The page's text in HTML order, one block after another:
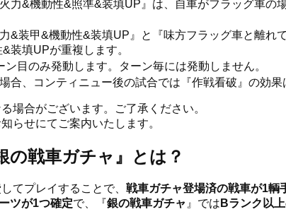
力&機動性&照準&装填UP』は、自車がフラッグ車の
&装甲&機動性&装填UP』と『味方フラッグ車と離れ
装填UPが重複します。
目のみ発動します。ターン毎には発動しません。
合、コンティニュー後の試合では『作戦看破』の効果
場合がございます。ご了承ください。
らせにてご案内いたします。
の戦車ガチャ』とは？
てプレイすることで、 戦車ガチャ登場済の戦車が1輌
ツが1つ確定で、『銀の戦車ガチャ 』では Bランク以